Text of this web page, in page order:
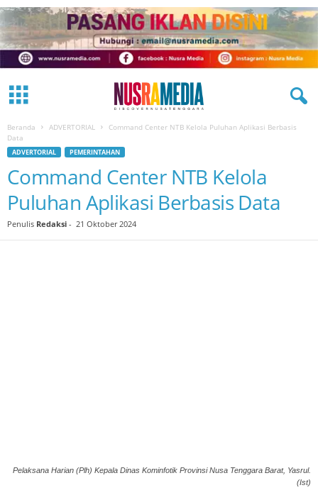
Beranda ADVERTORIAL
Command Center NTB Kelola Puluhan Aplikasi Berbasis
Data
ADVERTORIAL PEMERINTAHAN
Command Center NTB Kelola
Puluhan Aplikasi Berbasis Data
Penulis Redaksi - 21 Oktober 2024
Pelaksana Harian (Plh) Kepala Dinas Kominfotik Provinsi Nusa Tenggara Barat, Yasrul.
(Ist)